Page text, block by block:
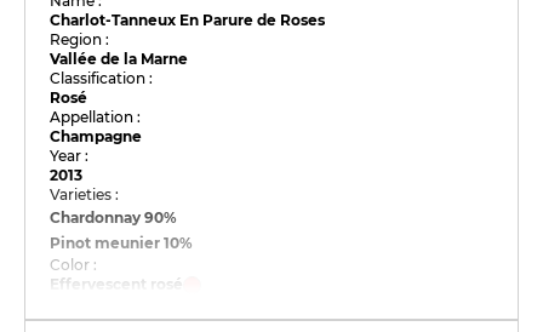
Charlot-Tanneux En Parure de Roses
Region :
Vallée de la Marne
Classification :
Rosé
Appellation :
Champagne
Year :
2013
Varieties :
Chardonnay90%
Pinot meunier10%
Color :
Effervescent rosé